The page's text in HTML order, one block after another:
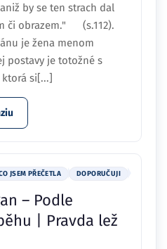
by se ten strach dal
či obrazem." (s.112).
je žena menom
postavy je totožné s
si[...]
JSEM PŘEČETLA DOPORUČUJI
– Podle
| Pravda lež